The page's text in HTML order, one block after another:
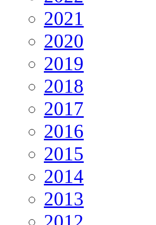
2021
2020
2019
2018
2017
2016
2015
2014
2013